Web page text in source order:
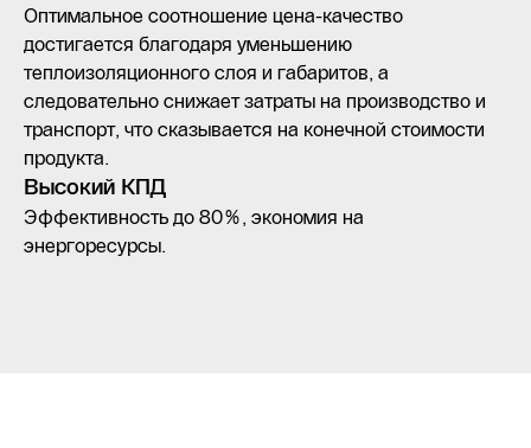
Оптимальное соотношение цена-качество
достигается благодаря уменьшению
теплоизоляционного слоя и габаритов, а
следовательно снижает затраты на производство и
транспорт, что сказывается на конечной стоимости
продукта.
Высокий КПД
Эффективность до 80%, экономия на
энергоресурсы.